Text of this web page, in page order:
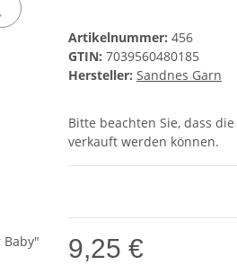
Artikelnummer: 456
GTIN: 7039560480185
Hersteller: Sandnes Garn
Bitte beachten Sie, dass
verkauft werden können.
9,25 €